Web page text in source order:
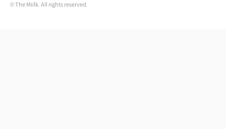
© The Miilk. All rights reserved.